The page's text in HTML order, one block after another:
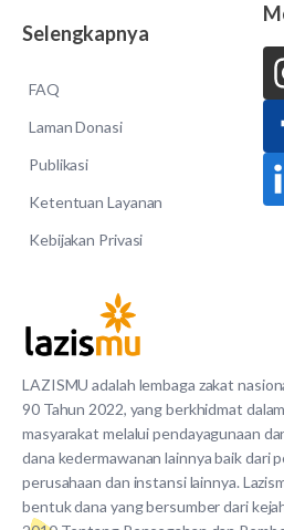
LAZISMU adalah lembaga zakat
90 Tahun 2022, yang berkhidmat
masyarakat melalui pendayagunaan
dana kedermawanan lainnya baik dari
perusahaan dan instansi lainnya.
bentuk dana yang bersumber dari
Selengkapnya
FAQ
Laman Donasi
Publikasi
Ketentuan Layanan
Kebijakan Privasi